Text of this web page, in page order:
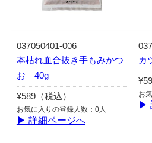
037050401-006
本枯れ血合抜き手もみかつ
お 40g
¥589（税込）
お気に入りの登録人数：0人
▶ 詳細ページへ
カ
お
▶